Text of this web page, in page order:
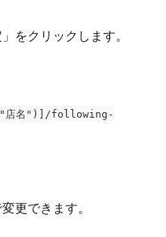
をクリックします。
名")]/following-
更できます。